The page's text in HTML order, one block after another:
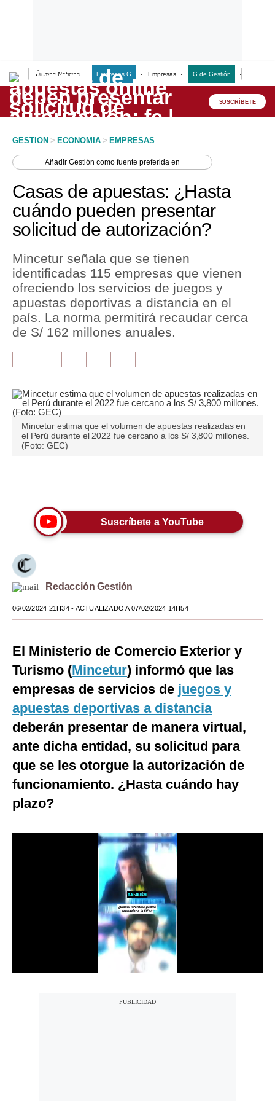
Últimas Noticias Empresas G Empresas G de Gestión
Lo último
Peru Quiosco
Economía
Mercados
Política
Finanzas Personales
Opinión
Editorial
Pregunta de hoy
Lujo
Moda
Estilos
Mundo
México
España
Internacional
Tecnología
Club del Suscriptor
Mix
G de Gestión
SUSCRÍBETE
GESTION > ECONOMIA > EMPRESAS
AñadirGestión como fuente preferida en
Casas de apuestas: ¿Hasta
cuándo pueden presentar
solicitud de autorización?
Mincetur señala que se tienen
identificadas 115 empresas que vienen
ofreciendo los servicios de juegos y
apuestas deportivas a distancia en el
país. La norma permitirá recaudar cerca
de S/ 162 millones anuales.
Mincetur estima que el volumen de apuestas realizadas en
el Perú durante el 2022 fue cercano a los S/ 3,800 millones.
(Foto: GEC)
Suscríbete a YouTube
Redacción Gestión
06/02/2024 21H34- ACTUALIZADO A 07/02/2024 14H54
El Ministerio de Comercio Exterior y
Turismo (Mincetur) informó que las
empresas de servicios de juegos y
apuestas deportivas a distancia
deberán presentar de manera virtual,
ante dicha entidad, su solicitud para
que se les otorgue la autorización de
funcionamiento. ¿Hasta cuándo hay
plazo?